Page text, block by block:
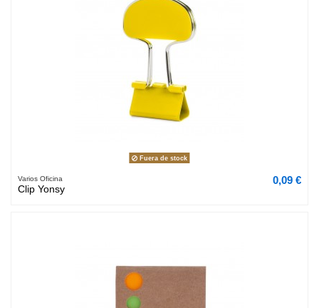
Fuera de stock
Varios Oficina
Clip Yonsy
0,09 €